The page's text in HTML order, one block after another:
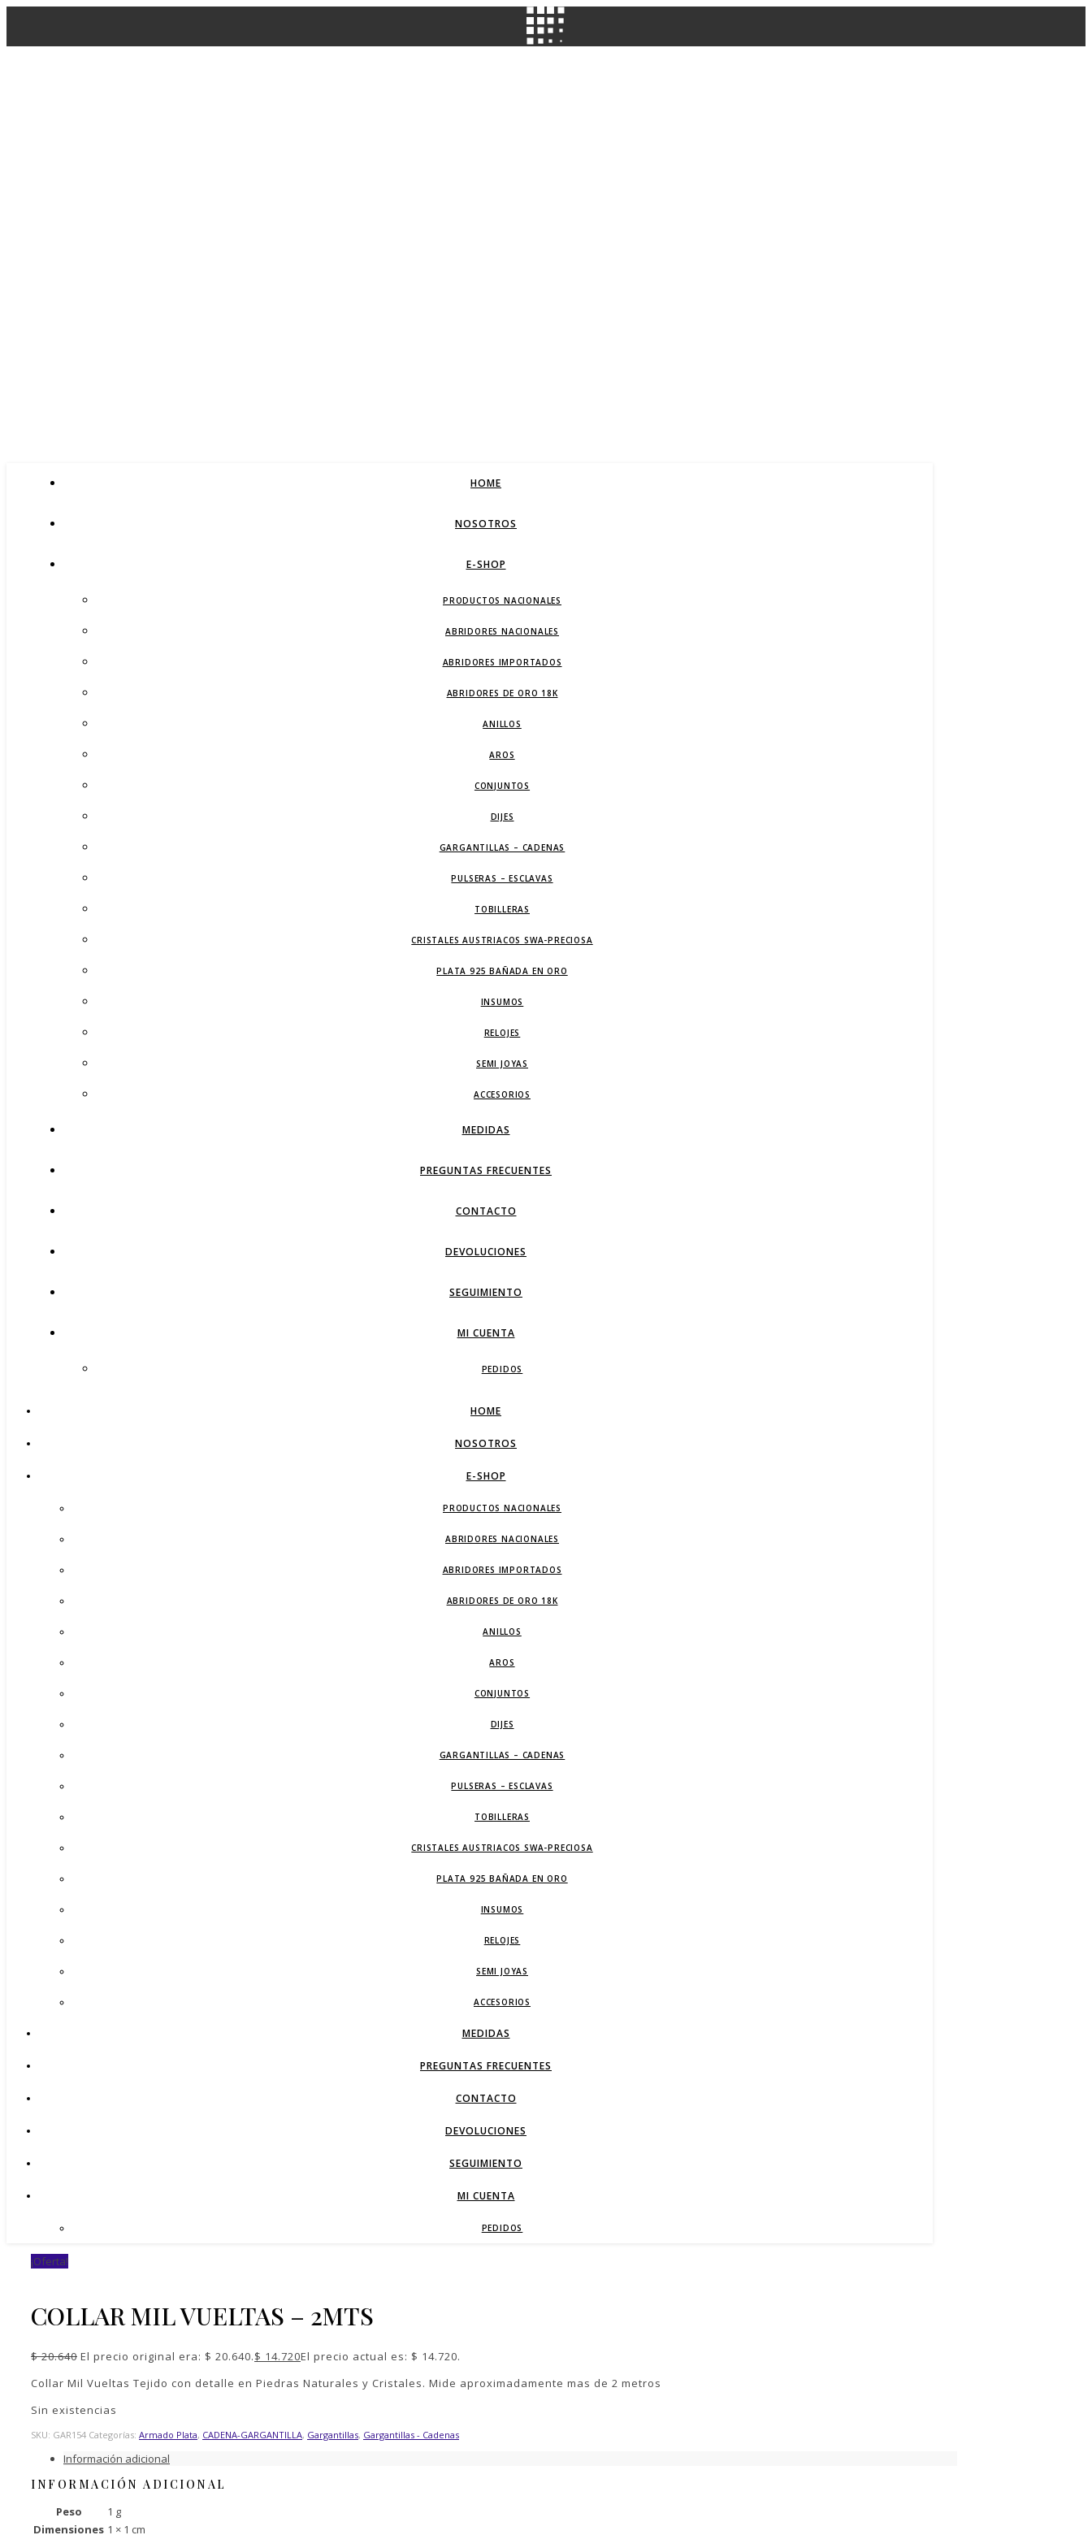
HOME
NOSOTROS
E-SHOP
PRODUCTOS NACIONALES
ABRIDORES NACIONALES
ABRIDORES IMPORTADOS
ABRIDORES DE ORO 18K
ANILLOS
AROS
CONJUNTOS
DIJES
GARGANTILLAS – CADENAS
PULSERAS – ESCLAVAS
TOBILLERAS
CRISTALES AUSTRIACOS SWA-PRECIOSA
PLATA 925 BAÑADA EN ORO
INSUMOS
RELOJES
SEMI JOYAS
ACCESORIOS
MEDIDAS
PREGUNTAS FRECUENTES
CONTACTO
DEVOLUCIONES
SEGUIMIENTO
MI CUENTA
PEDIDOS
HOME
NOSOTROS
E-SHOP
PRODUCTOS NACIONALES
ABRIDORES NACIONALES
ABRIDORES IMPORTADOS
ABRIDORES DE ORO 18K
ANILLOS
AROS
CONJUNTOS
DIJES
GARGANTILLAS – CADENAS
PULSERAS – ESCLAVAS
TOBILLERAS
CRISTALES AUSTRIACOS SWA-PRECIOSA
PLATA 925 BAÑADA EN ORO
INSUMOS
RELOJES
SEMI JOYAS
ACCESORIOS
MEDIDAS
PREGUNTAS FRECUENTES
CONTACTO
DEVOLUCIONES
SEGUIMIENTO
MI CUENTA
PEDIDOS
¡Oferta!
COLLAR MIL VUELTAS – 2MTS
$20.640 El precio original era: $ 20.640.$ 14.720El precio actual es: $ 14.720.
Collar Mil Vueltas Tejido con detalle en Piedras Naturales y Cristales. Mide aproximadamente mas de 2 metros
Sin existencias
SKU: GAR154 Categorías: Armado Plata, CADENA-GARGANTILLA, Gargantillas, Gargantillas - Cadenas
Información adicional
INFORMACIÓN ADICIONAL
Peso
1 g
Dimensiones 1 × 1 cm